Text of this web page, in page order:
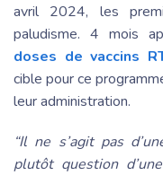
avril 2024, les
paludisme. 4 mois
doses de vaccins
cible pour ce
leur administration.
“Il ne s’agit pas
plutôt question